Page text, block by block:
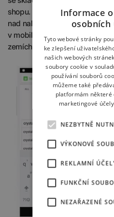
shopu. Zobrazovány budou na
nad nalezenými obrázky ve
v mobilních zařízeních.
zemích.
Informace
osobních
Tyto webové stránky
ke zlepšení
našich webových
soubory cookie v
používání souborů
můžeme také
platformám některé
marketingové
NEZBYTNĚ
VÝKONOVÉ
REKLAMNÍ
FUNKČNÍ
NEZAŘAZENÉ